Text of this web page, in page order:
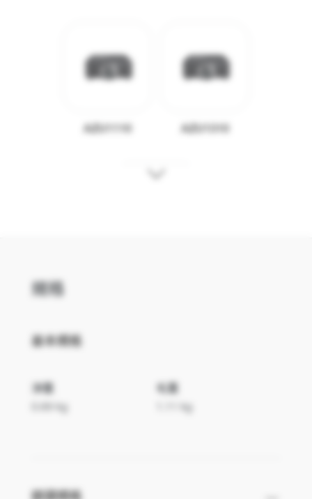
AZU1110 AZU1310
規格
基本規格
淨重
毛重